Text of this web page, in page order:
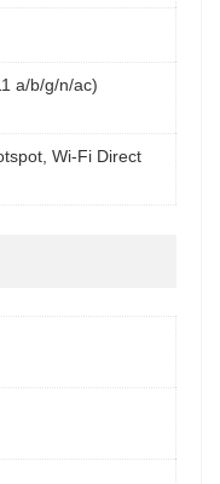
a/b/g/n/ac)
Wi-Fi Direct